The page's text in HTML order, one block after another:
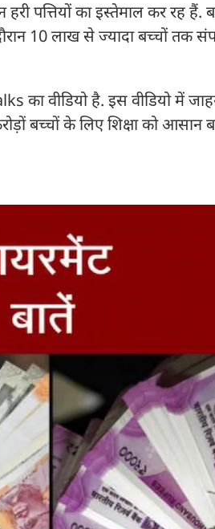
पत्तियों का इस्तेमाल कर रह हैं.
10 लाख से ज्यादा बच्चों तक
का वीडियो है. इस वीडियो में
बच्चों के लिए शिक्षा को आसान